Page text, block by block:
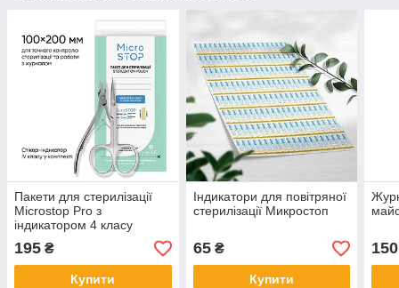
Пакети для стерилізації
Microstop Pro з
індикатором 4 класу
195 ₴
Купити
Індикатори для повітряної
стерилізації Микростоп
65₴
Купити
150